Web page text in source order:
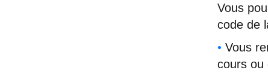
Vous
code de
Vous
cours ou